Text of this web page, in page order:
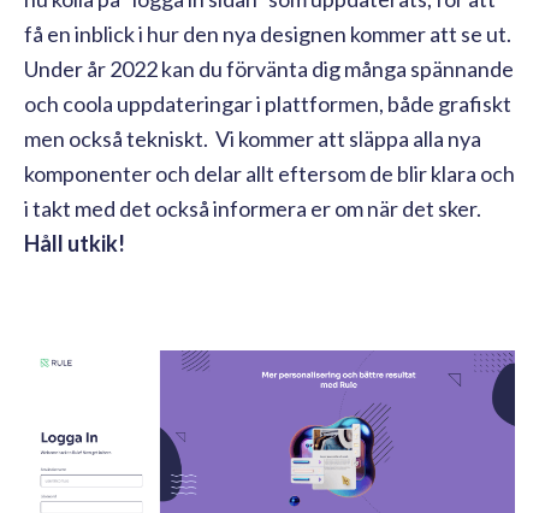
få en inblick i hur den nya designen kommer att se ut.
Under år 2022 kan du förvänta dig många spännande
och coola uppdateringar i plattformen, både grafiskt
men också tekniskt. Vi kommer att släppa alla nya
komponenter och delar allt eftersom de blir klara och
i takt med det också informera er om när det sker.
Håll utkik!